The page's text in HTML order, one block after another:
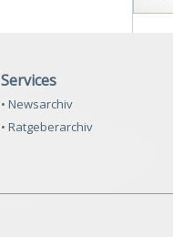
Services
• Newsarchiv
• Ratgeberarchiv